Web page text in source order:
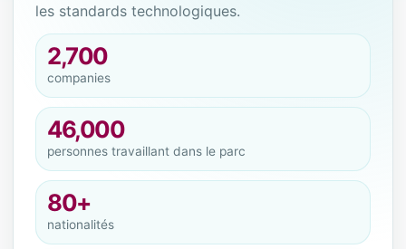
les standards technologiques.
2,700
companies
46,000
personnes travaillant dans le parc
80+
nationalités